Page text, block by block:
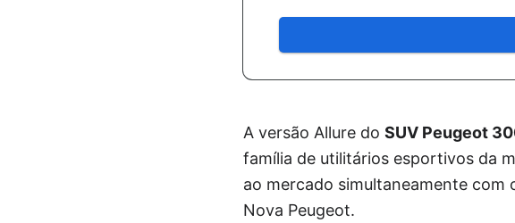
A versão Allure do SUV Peugeot
família de utilitários esportivos da
ao mercado simultaneamente com
Nova Peugeot.